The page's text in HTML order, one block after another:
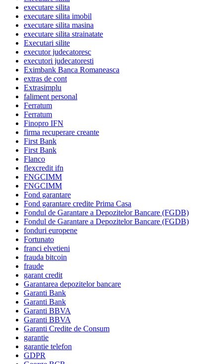
executare silita
executare silita imobil
executare silita masina
executare silita strainatate
Executari silite
executor judecatoresc
executori judecatoresti
Eximbank Banca Romaneasca
extras de cont
Extrasimplu
faliment personal
Ferratum
Ferratum
Finopro IFN
firma recuperare creante
First Bank
First Bank
Flanco
flexcredit ifn
FNGCIMM
FNGCIMM
Fond garantare
Fond garantare credite Prima Casa
Fondul de Garantare a Depozitelor Bancare (FGDB)
Fondul de Garantare a Depozitelor Bancare (FGDB)
fonduri europene
Fortunato
franci elvetieni
frauda bitcoin
fraude
garant credit
Garantarea depozitelor bancare
Garanti Bank
Garanti Bank
Garanti BBVA
Garanti BBVA
Garanti Credite de Consum
garantie
garantie telefon
GDPR